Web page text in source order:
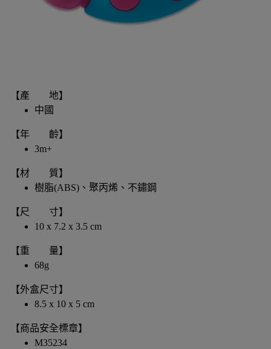
【產 地】
中國
【年 齡】
3m+
【材 質】
樹脂(ABS)、聚丙烯、不鏽鋼
【尺 寸】
10 x 7.2 x 3.5 cm
【重 量】
68g
【外盒尺寸】
8.5 x 10 x 5 cm
【商品安全標章】
M35234